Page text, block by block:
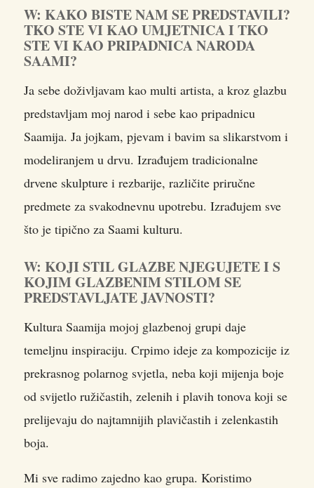
W: KAKO BISTE NAM SE PREDSTAVILI?
TKO STE VI KAO UMJETNICA I TKO
STE VI KAO PRIPADNICA NARODA
SAAMI?
Ja sebe doživljavam kao multi artista, a kroz glazbu
predstavljam moj narod i sebe kao pripadnicu
Saamija. Ja jojkam, pjevam i bavim sa slikarstvom i
modeliranjem u drvu. Izrađujem tradicionalne
drvene skulpture i rezbarije, različite priručne
predmete za svakodnevnu upotrebu. Izrađujem sve
što je tipično za Saami kulturu.
W: KOJI STIL GLAZBE NJEGUJETE I S
KOJIM GLAZBENIM STILOM SE
PREDSTAVLJATE JAVNOSTI?
Kultura Saamija mojoj glazbenoj grupi daje
temeljnu inspiraciju. Crpimo ideje za kompozicije iz
prekrasnog polarnog svjetla, neba koji mijenja boje
od svijetlo ružičastih, zelenih i plavih tonova koji se
prelijevaju do najtamnijih plavičastih i zelenkastih
boja.
Mi sve radimo zajedno kao grupa. Koristimo